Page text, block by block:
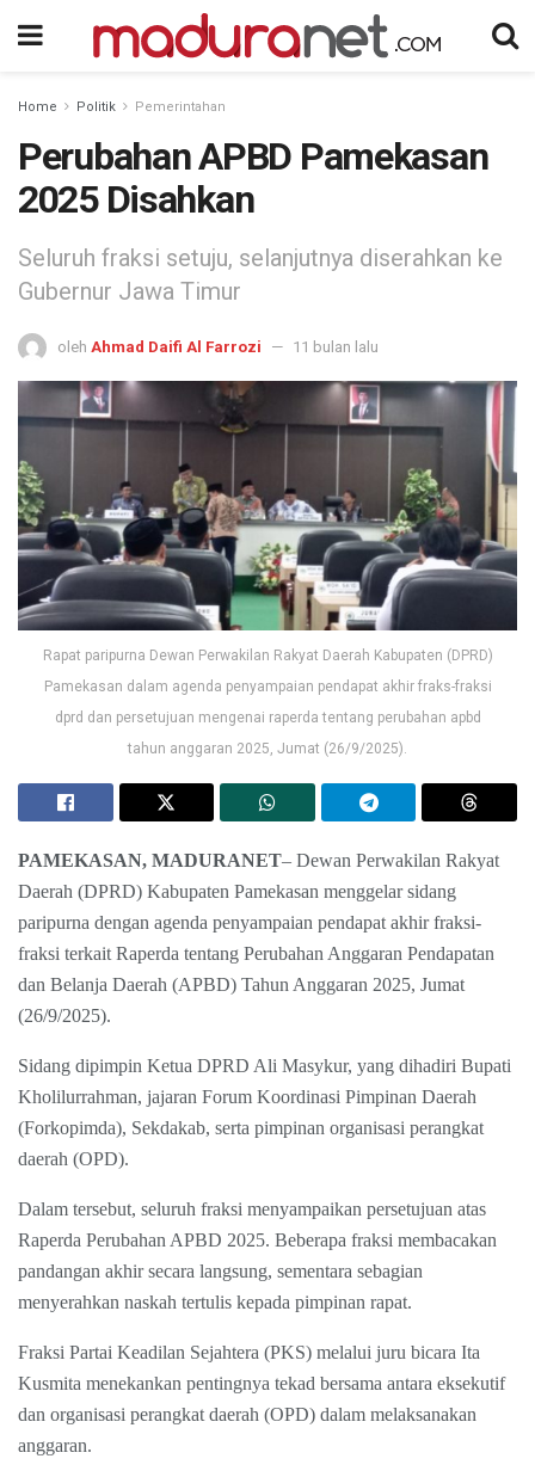
Home Politik Pemerintahan
Perubahan APBD Pamekasan
2025 Disahkan
Seluruh fraksi setuju, selanjutnya diserahkan ke
Gubernur Jawa Timur
oleh Ahmad Daifi Al Farrozi 11 bulan lalu
Rapat paripurna Dewan Perwakilan Rakyat Daerah Kabupaten (DPRD)
Pamekasan dalam agenda penyampaian pendapat akhir fraks-fraksi
dprd dan persetujuan mengenai raperda tentang perubahan apbd
tahun anggaran 2025, Jumat (26/9/2025).
PAMEKASAN, MADURANET– Dewan Perwakilan Rakyat
Daerah (DPRD) Kabupaten Pamekasan menggelar sidang
paripurna dengan agenda penyampaian pendapat akhir fraksi-
fraksi terkait Raperda tentang Perubahan Anggaran Pendapatan
dan Belanja Daerah (APBD) Tahun Anggaran 2025, Jumat
(26/9/2025).
Sidang dipimpin Ketua DPRD Ali Masykur, yang dihadiri Bupati
Kholilurrahman, jajaran Forum Koordinasi Pimpinan Daerah
(Forkopimda), Sekdakab, serta pimpinan organisasi perangkat
daerah (OPD).
Dalam tersebut, seluruh fraksi menyampaikan persetujuan atas
Raperda Perubahan APBD 2025. Beberapa fraksi membacakan
pandangan akhir secara langsung, sementara sebagian
menyerahkan naskah tertulis kepada pimpinan rapat.
Fraksi Partai Keadilan Sejahtera (PKS) melalui juru bicara Ita
Kusmita menekankan pentingnya tekad bersama antara eksekutif
dan organisasi perangkat daerah (OPD) dalam melaksanakan
anggaran.